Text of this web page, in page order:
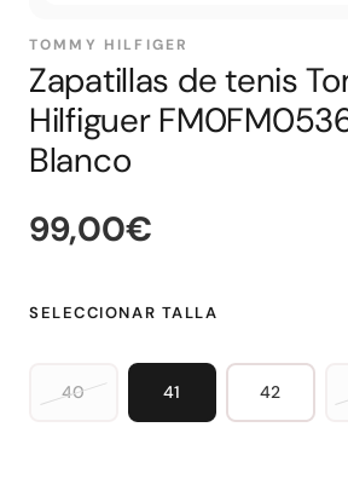
TOMMY HILFIGER
Zapatillas de tenis
Hilfiguer
Blanco
99,00€
SELECCIONAR TALLA
40 41 42